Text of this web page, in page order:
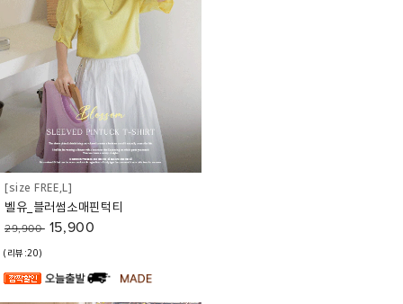
[size FREE,L]
벨유_블러썸소매핀턱티
29,900 15,900
(리뷰:20)